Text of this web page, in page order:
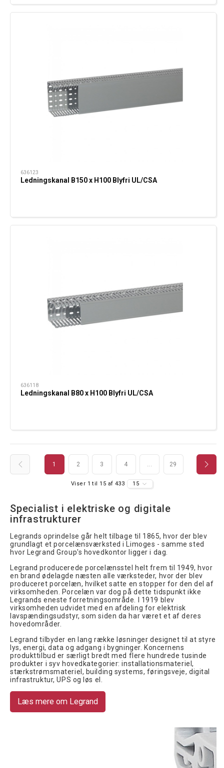
636123
Ledningskanal B150 x H100 Blyfri UL/CSA
636118
Ledningskanal B80 x H100 Blyfri UL/CSA
1 2 3 4 ... 29
Viser 1 til 15 af 433 15
Specialist i elektriske og digitale
infrastrukturer
Legrands oprindelse går helt tilbage til 1865, hvor der blev
grundlagt et porcelænsværksted i Limoges - samme sted
hvor Legrand Group's hovedkontor ligger i dag.
Legrand producerede porcelænsstel helt frem til 1949, hvor
en brand ødelagde næsten alle værksteder, hvor der blev
produceret porcelæn, hvilket satte en stopper for den del af
virksomheden. Porcelæn var dog på dette tidspunkt ikke
Legrands eneste forretningsområde. I 1919 blev
virksomheden udvidet med en afdeling for elektrisk
lavspændingsudstyr, som siden da har været et af deres
hovedområder.
Legrand tilbyder en lang række løsninger designet til at styre
lys, energi, data og adgang i bygninger. Koncernens
produkttilbud er særligt bredt med flere hundrede tusinde
produkter i syv hovedkategorier: installationsmateriel,
stærkstrømsmateriel, building systems, føringsveje, digital
infrastruktur, UPS og løs el.
Læs mere om Legrand